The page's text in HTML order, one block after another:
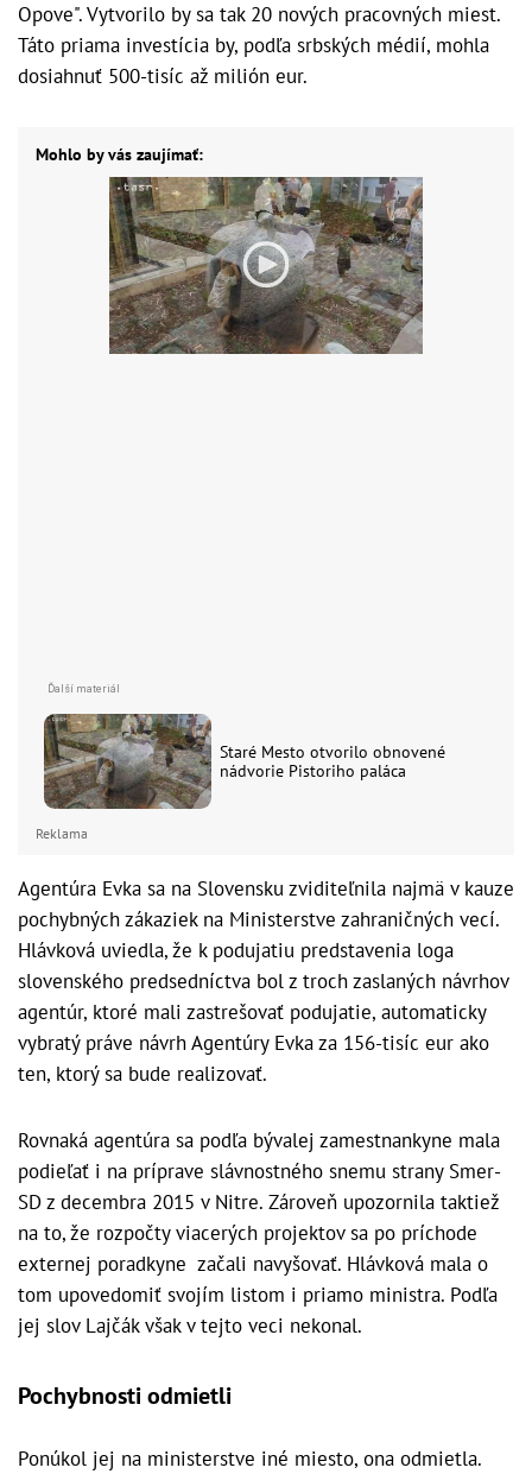
Opove". Vytvorilo by sa tak 20 nových pracovných miest.
Táto priama investícia by, podľa srbských médií, mohla
dosiahnuť 500-tisíc až milión eur.
Mohlo by vás zaujímať:
Staré Mesto otvorilo obnovené
nádvorie Pistoriho paláca
Reklama
Agentúra Evka sa na Slovensku zviditeľnila najmä v kauze
pochybných zákaziek na Ministerstve zahraničných vecí.
Hlávková uviedla, že k podujatiu predstavenia loga
slovenského predsedníctva bol z troch zaslaných návrhov
agentúr, ktoré mali zastrešovať podujatie, automaticky
vybratý práve návrh Agentúry Evka za 156-tisíc eur ako
ten, ktorý sa bude realizovať.
Rovnaká agentúra sa podľa bývalej zamestnankyne mala
podieľať i na príprave slávnostného snemu strany Smer-
SD z decembra 2015 v Nitre. Zároveň upozornila taktiež
na to, že rozpočty viacerých projektov sa po príchode
externej poradkyne začali navyšovať. Hlávková mala o
tom upovedomiť svojím listom i priamo ministra. Podľa
jej slov Lajčák však v tejto veci nekonal.
Pochybnosti odmietli
Ponúkol jej na ministerstve iné miesto, ona odmietla.